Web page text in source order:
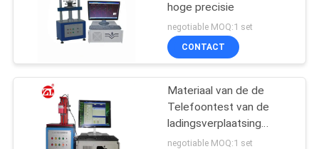
hoge precisie
negotiable MOQ:1 set
CONTACT
Materiaal van de de
Telefoontest van de
ladingsverplaatsing
stookt het Mobiele voor
negotiable MOQ:1 set